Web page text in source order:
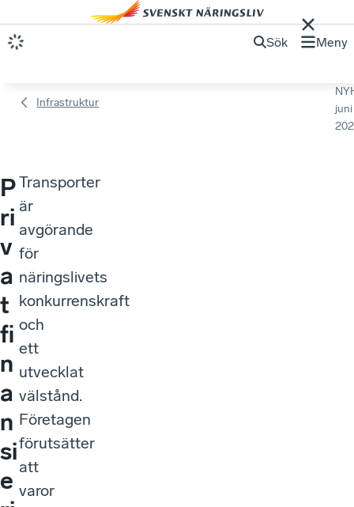
ri
v
a
t
fi
n
a
n
si
e
ri
avgörande
näringslivets
Företagen